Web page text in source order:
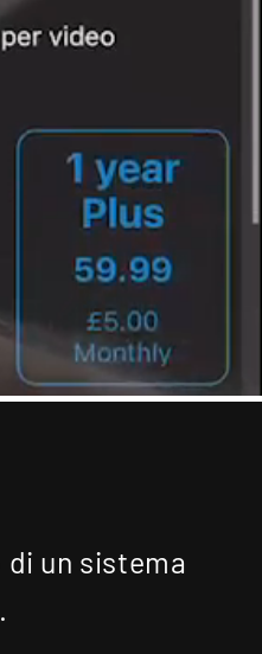
un sistema